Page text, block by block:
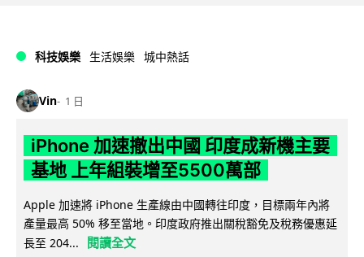
科技娛樂 生活娛樂 城中熱話
Vin 1 日
iPhone 加速撤出中國 印度成新機主要
基地 上年組裝增至5500萬部
Apple 加速將 iPhone 生產線由中國轉往印度，目標兩年內將
產量最高 50% 移至當地。印度政府推出關稅豁免及稅務優惠延
長至 204...
閱讀全文